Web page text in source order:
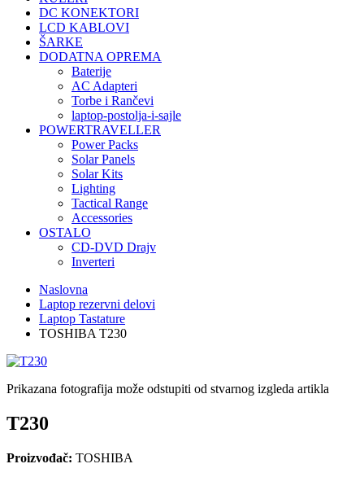
DC KONEKTORI
LCD KABLOVI
ŠARKE
DODATNA OPREMA
Baterije
AC Adapteri
Torbe i Rančevi
laptop-postolja-i-sajle
POWERTRAVELLER
Power Packs
Solar Panels
Solar Kits
Lighting
Tactical Range
Accessories
OSTALO
CD-DVD Drajv
Inverteri
Naslovna
Laptop rezervni delovi
Laptop Tastature
TOSHIBA T230
Prikazana fotografija može odstupiti od stvarnog izgleda artikla
T230
Proizvođač: TOSHIBA